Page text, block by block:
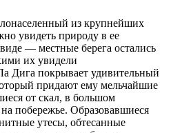
из крупнейших
увидеть природу в ее
— местные берега остались
их увидели
Дига покрывает удивительный
придают ему мельчайшие
от скал, в большом
побережье. Образовавшиеся
утесы, обтесанные